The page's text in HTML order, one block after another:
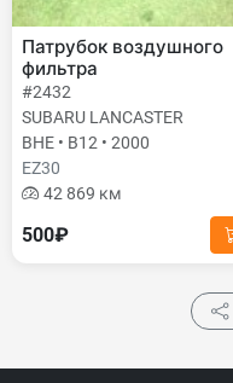
Патрубок воздушного
фильтра
#2432
SUBARU LANCASTER
BHE • B12 • 2000
EZ30
42 869 км
500₽